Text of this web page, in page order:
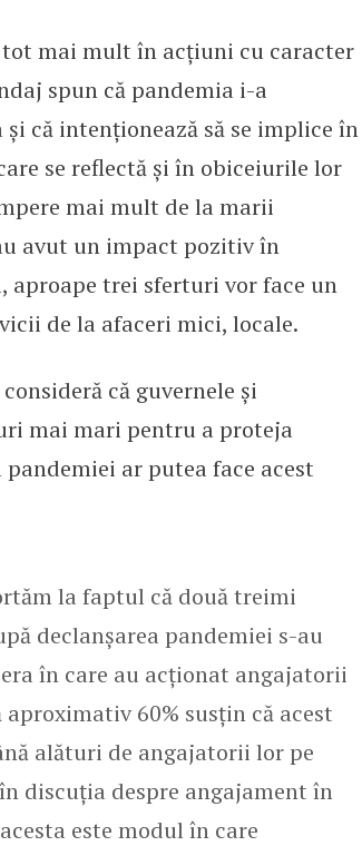
mai mult în acțiuni cu caracter
spun că pandemia i-a
că intenționează să se implice în
se reflectă și în obiceiurile lor
mai mult de la marii
avut un impact pozitiv în
aproape trei sferturi vor face un
de la afaceri mici, locale.
că guvernele și
mai mari pentru a proteja
ar putea face acest
la faptul că două treimi
declanșarea pandemiei s-au
în care au acționat angajatorii
60% susțin că acest
alături de angajatorii lor pe
discuția despre angajament în
este modul în care